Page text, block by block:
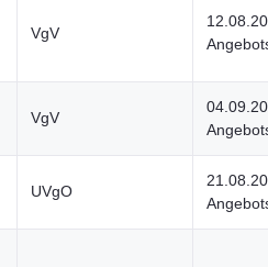
VgV
VgV
UVgO